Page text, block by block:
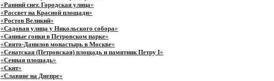
«Ранний снег. Городская улица»
«Рассвет на Красной площади»
«Ростов Великий»
«Садовая улица у Никольского собора»
«Санные гонки в Петровском парке»
«Свято-Данилов монастырь в Москве»
«Сенатская (Петровская) площадь и памятник Петру I»
«Сенная площадь»
«Скит»
«Славяне на Днепре»